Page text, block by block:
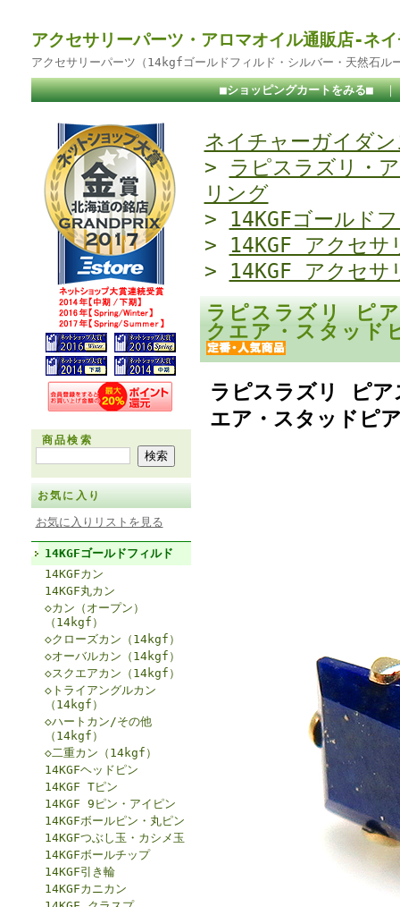
アクセサリーパーツ・アロマオイル通販店-ネ
アクセサリーパーツ（14kgfゴールドフィルド・シルバー・天然石ル
■ショッピングカートをみる■
商品検索
お気に入り
お気に入りリストを見る
14KGFゴールドフィルド
14KGFカン
14KGF丸カン
◇カン（オープン）
（14kgf）
◇クローズカン（14kgf）
◇オーバルカン（14kgf）
◇スクエアカン（14kgf）
◇トライアングルカン
（14kgf）
◇ハートカン/その他
（14kgf）
◇二重カン（14kgf）
14KGFヘッドピン
14KGF Tピン
14KGF 9ピン・アイピン
14KGFボールピン・丸ピン
14KGFつぶし玉・カシメ玉
14KGFボールチップ
14KGF引き輪
14KGFカニカン
ネイチャーガイダン
> ラピスラズリ・
リング
> 14KGFゴールド
> 14KGF アクセサ
> 14KGF アクセサ
ラピスラズリ ピ
クエア・スタッ
ラピスラズリ ピ
エア・スタッドピ